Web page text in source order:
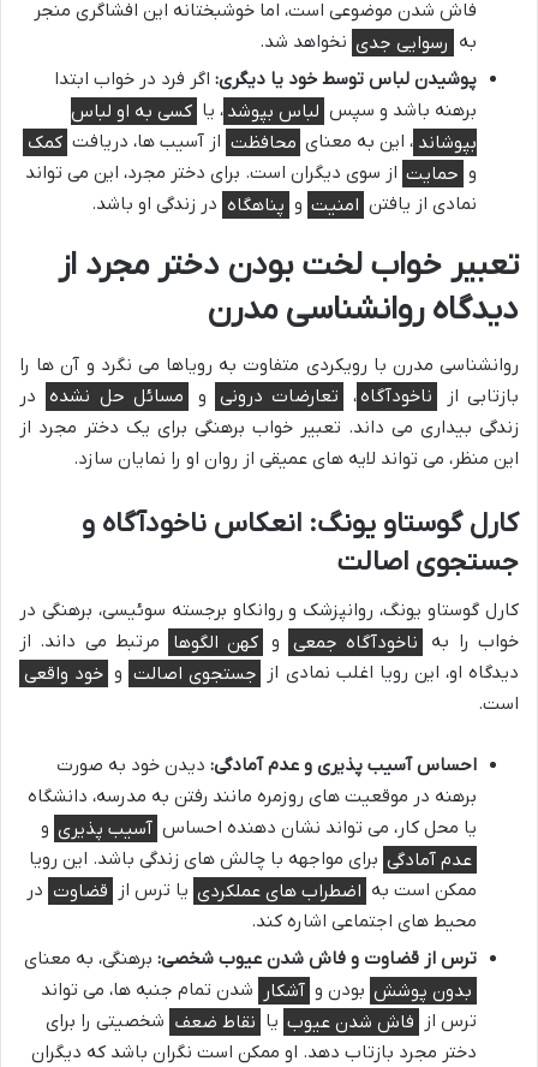
فاش شدن موضوعی است، اما خوشبختانه این افشاگری منجر
به رسوایی جدی نخواهد شد.
پوشیدن لباس توسط خود یا دیگری: اگر فرد در خواب ابتدا
برهنه باشد و سپس لباس بپوشد ، یا کسی به او لباس
بپوشاند ، این به معنای محافظت از آسیب ها، دریافت کمک
و حمایت از سوی دیگران است. برای دختر مجرد، این می تواند
نمادی از یافتن امنیت و پناهگاه در زندگی او باشد.
تعبیر خواب لخت بودن دختر مجرد از
دیدگاه روانشناسی مدرن
روانشناسی مدرن با رویکردی متفاوت به رویاها می نگرد و آن ها را
بازتابی از
ناخودآگاه، تعارضات درونی و مسائل حل نشده
در
زندگی بیداری می داند. تعبیر خواب برهنگی برای یک دختر مجرد از
این منظر، می تواند لایه های عمیقی از روان او را نمایان سازد.
کارل گوستاو یونگ: انعکاس ناخودآگاه و
جستجوی اصالت
کارل گوستاو یونگ، روانپزشک و روانکاو برجسته سوئیسی، برهنگی در
خواب را به
ناخودآگاه جمعی و کهن الگوها
مرتبط می داند. از
دیدگاه او، این رویا اغلب نمادی از جستجوی اصالت و خود واقعی
است.
احساس آسیب پذیری و عدم آمادگی: دیدن خود به صورت
برهنه در موقعیت های روزمره مانند رفتن به مدرسه، دانشگاه
یا محل کار، می تواند نشان دهنده احساس آسیب پذیری و
عدم آمادگی برای مواجهه با چالش های زندگی باشد. این رویا
ممکن است به اضطراب های عملکردی یا ترس از قضاوت در
محیط های اجتماعی اشاره کند.
ترس از قضاوت و فاش شدن عیوب شخصی: برهنگی، به معنای
بدون پوشش بودن و آشکار شدن تمام جنبه ها، می تواند
ترس از فاش شدن عیوب یا نقاط ضعف شخصیتی را برای
دختر مجرد بازتاب دهد. او ممکن است نگران باشد که دیگران